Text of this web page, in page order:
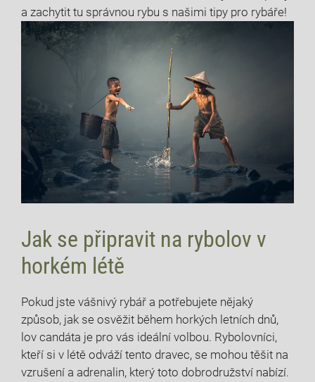
a zachytit tu ⁤správnou rybu s⁢ našimi tipy pro rybáře!
Jak se připravit na rybolov v⁢
horkém létě
Pokud‌ jste⁢ vášnivý rybář a potřebujete ​nějaký
způsob, jak⁢ se osvěžit během horkých letních ​dnů,
‍lov candáta je pro vás ​ideální ⁣volbou. Rybolovníci,
⁣kteří⁢ si ⁤v létě odváží tento⁣ dravec, se​ mohou těšit​ na
vzrušení a adrenalin, který toto dobrodružství nabízí.